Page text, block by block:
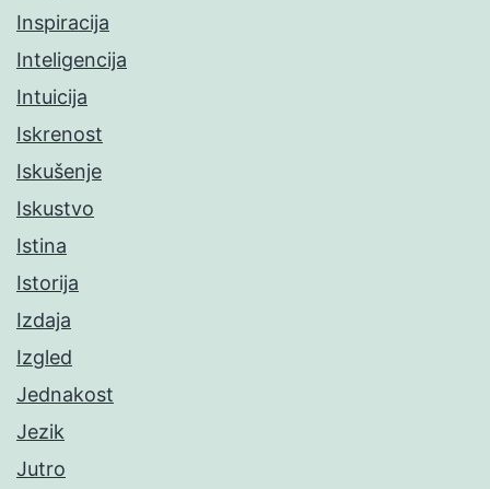
Inspiracija
Inteligencija
Intuicija
Iskrenost
Iskušenje
Iskustvo
Istina
Istorija
Izdaja
Izgled
Jednakost
Jezik
Jutro